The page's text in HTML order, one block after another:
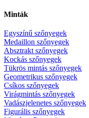
Minták
Egyszínű szőnyegek
Medaillon szőnyegek
Absztrakt szőnyegek
Kockás szőnyegek
Tükrös mintás szőnyegek
Geometrikus szőnyegek
Csíkos szőnyegek
Virágmintás szőnyegek
Vadászjelenetes szőnyegek
Figurális szőnyegek